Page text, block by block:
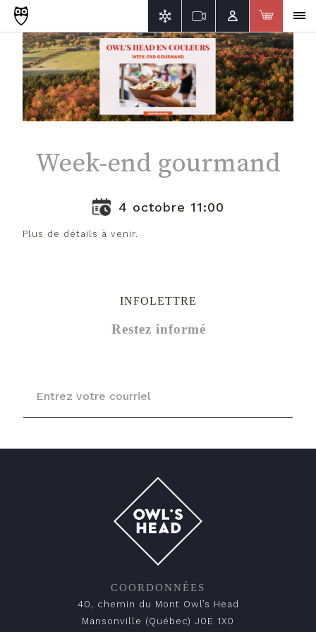
Week-end gourmand
4 octobre 11:00
Plus de détails à venir.
INFOLETTRE
Restez informé
COORDONNÉES
40, chemin du Mont Owl’s Head
Mansonville (Québec) J0E 1X0